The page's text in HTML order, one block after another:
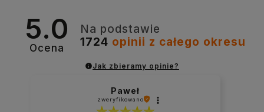
5.0
Ocena
Na podstawie
1724 opinii z całego okresu
Jak zbieramy opinie?
Paweł
zweryfikowano